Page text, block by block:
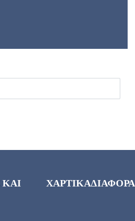
ΧΑΡΤΙΚΑΔΙΑΦΟΡΑ